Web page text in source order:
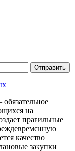
обязательное
на
правильные
качество
закупки